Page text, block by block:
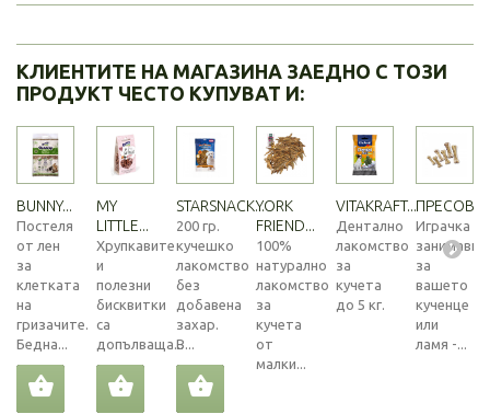
КЛИЕНТИТЕ НА МАГАЗИНА ЗАЕДНО С ТОЗИ
ПРОДУКТ ЧЕСТО КУПУВАТ И:
BUNNY...
Постеля
от лен
за
клетката
на
гризачите.
Бедна...
MY
LITTLE...
Хрупкавите
и
полезни
бисквитки
са
допълваща...
STARSNACK...
200 гр.
кучешко
лакомство
без
добавена
захар.
В...
YORK
FRIEND...
100%
натурално
лакомство
за
кучета
от
малки...
VITAKRAFT...
Дентално
лакомство
за
кучета
до 5 кг.
Играчка
занимавка
за
вашето
кученце
или
ламя -...